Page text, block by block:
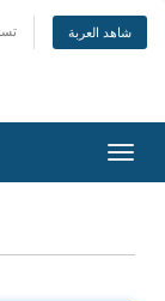
شاهد العربة